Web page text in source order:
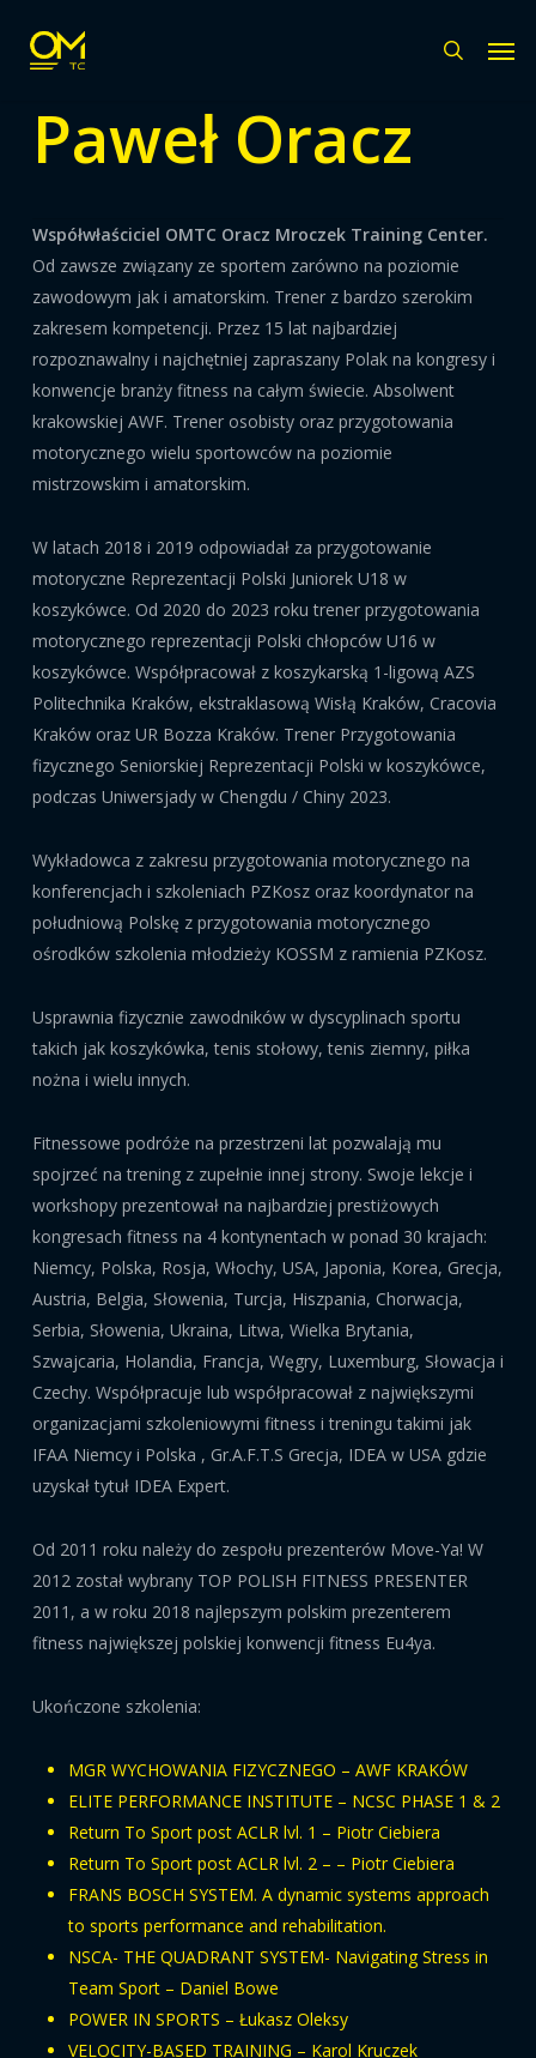
main
search
Paweł Oracz
Współwłaściciel OMTC Oracz Mroczek Training Center.
Od zawsze związany ze sportem zarówno na poziomie
zawodowym jak i amatorskim. Trener z bardzo szerokim
zakresem kompetencji. Przez 15 lat najbardziej
rozpoznawalny i najchętniej zapraszany Polak na kongresy i
konwencje branży fitness na całym świecie. Absolwent
krakowskiej AWF. Trener osobisty oraz przygotowania
motorycznego wielu sportowców na poziomie
mistrzowskim i amatorskim.
W latach 2018 i 2019 odpowiadał za przygotowanie
motoryczne Reprezentacji Polski Juniorek U18 w
koszykówce. Od 2020 do 2023 roku trener przygotowania
motorycznego reprezentacji Polski chłopców U16 w
koszykówce. Współpracował z koszykarską 1-ligową AZS
Politechnika Kraków, ekstraklasową Wisłą Kraków, Cracovia
Kraków oraz UR Bozza Kraków. Trener Przygotowania
fizycznego Seniorskiej Reprezentacji Polski w koszykówce,
podczas Uniwersjady w Chengdu / Chiny 2023.
Wykładowca z zakresu przygotowania motorycznego na
konferencjach i szkoleniach PZKosz oraz koordynator na
południową Polskę z przygotowania motorycznego
ośrodków szkolenia młodzieży KOSSM z ramienia PZKosz.
Usprawnia fizycznie zawodników w dyscyplinach sportu
takich jak koszykówka, tenis stołowy, tenis ziemny, piłka
nożna i wielu innych.
Fitnessowe podróże na przestrzeni lat pozwalają mu
spojrzeć na trening z zupełnie innej strony. Swoje lekcje i
workshopy prezentował na najbardziej prestiżowych
kongresach fitness na 4 kontynentach w ponad 30 krajach:
Niemcy, Polska, Rosja, Włochy, USA, Japonia, Korea, Grecja,
Austria, Belgia, Słowenia, Turcja, Hiszpania, Chorwacja,
Serbia, Słowenia, Ukraina, Litwa, Wielka Brytania,
Szwajcaria, Holandia, Francja, Węgry, Luxemburg, Słowacja i
Czechy. Współpracuje lub współpracował z największymi
organizacjami szkoleniowymi fitness i treningu takimi jak
IFAA Niemcy i Polska , Gr.A.F.T.S Grecja, IDEA w USA gdzie
uzyskał tytuł IDEA Expert.
Od 2011 roku należy do zespołu prezenterów Move-Ya! W
2012 został wybrany TOP POLISH FITNESS PRESENTER
2011, a w roku 2018 najlepszym polskim prezenterem
fitness największej polskiej konwencji fitness Eu4ya.
Ukończone szkolenia:
MGR WYCHOWANIA FIZYCZNEGO – AWF KRAKÓW
ELITE PERFORMANCE INSTITUTE – NCSC PHASE 1 & 2
Return To Sport post ACLR lvl. 1 – Piotr Ciebiera
Return To Sport post ACLR lvl. 2 – – Piotr Ciebiera
FRANS BOSCH SYSTEM. A dynamic systems approach
to sports performance and rehabilitation.
NSCA- THE QUADRANT SYSTEM- Navigating Stress in
Team Sport – Daniel Bowe
POWER IN SPORTS – Łukasz Oleksy
VELOCITY-BASED TRAINING – Karol Kruczek